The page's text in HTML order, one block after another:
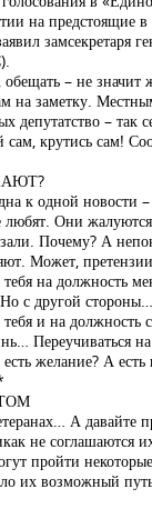
на предстоящие в
замсекретаря
– не значит
на заметку.
депутатство – так
крутись сам!
к одной новости
любят. Они
Почему? А
Может,
на должность
с другой
и на должность
Переучиваться
желание? А есть
А давайте
не соглашаются
пройти
их возможный